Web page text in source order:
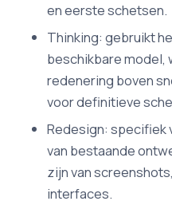
en eerste schetsen.
Thinking: gebruikt
beschikbare model,
redenering boven
voor definitieve
Redesign: specifiek
van bestaande
zijn van
interfaces.